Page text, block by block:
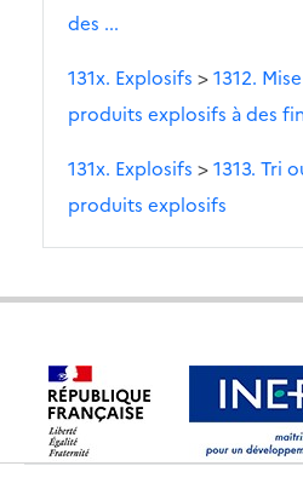
des ...
131x. Explosifs >1312.
produits explosifs à des
131x. Explosifs >1313. Tri
produits explosifs